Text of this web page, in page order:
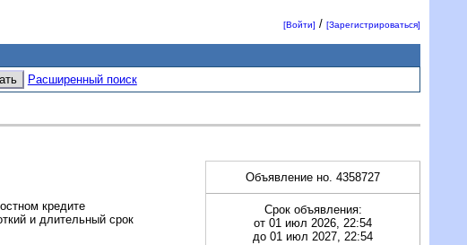
[Войти] /[Зарегистрироваться]
Расширенный поиск
кредите
и длительный срок
Объявление но. 4358727
Срок объявления:
от 01 июл 2026, 22:54
до 01 июл 2027, 22:54